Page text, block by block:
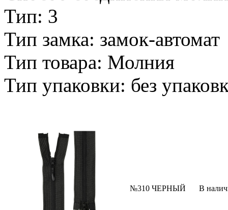
Тип: 3
Тип замка: замок-автомат
Тип товара: Молния
Тип упаковки: без
№310 ЧЕРНЫЙ В